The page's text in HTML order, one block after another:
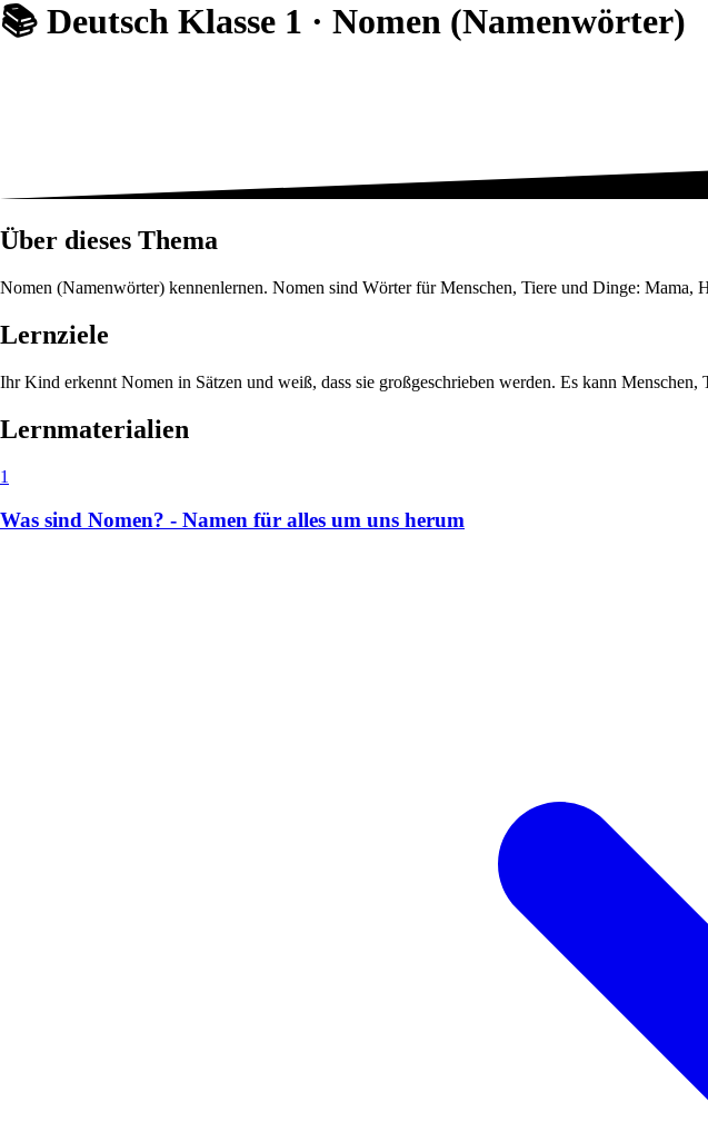
📚 Deutsch Klasse 1 · Nomen (Namenwörter)
Über dieses Thema
Nomen (Namenwörter) kennenlernen. Nomen sind Wörter für Menschen, Tiere und Dinge:
Lernziele
Ihr Kind erkennt Nomen in Sätzen und weiß, dass sie großgeschrieben werden. Es kann
Lernmaterialien
1
Was sind Nomen? - Namen für alles um uns herum